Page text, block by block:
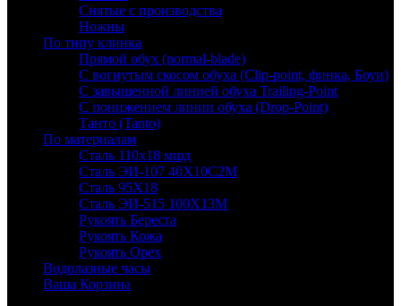
Снятые с производства
Ножны
По типу клинка
Прямой обух (normal-blade)
С вогнутым скосом обуха (Clip-point, финка, Боуи)
С завышенной линией обуха Trailing-Point
С понижением линии обуха (Drop-Point)
Танто (Tanto)
По материалам
Сталь 110х18 мшд
Сталь ЭИ-107 40Х10С2М
Сталь 95Х18
Сталь ЭИ-515 100Х13М
Рукоять Береста
Рукоять Кожа
Рукоять Орех
Водолазные часы
Ваша Корзина